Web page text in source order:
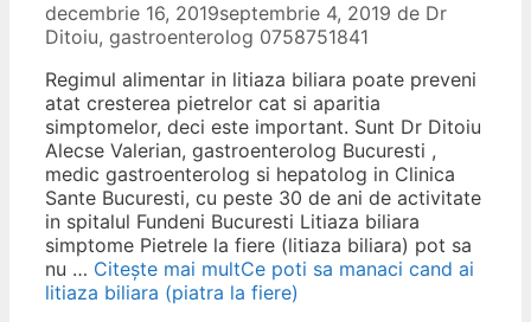
decembrie 16, 2019septembrie 4, 2019 de Dr
Ditoiu, gastroenterolog 0758751841
Regimul alimentar in litiaza biliara poate preveni
atat cresterea pietrelor cat si aparitia
simptomelor, deci este important. Sunt Dr Ditoiu
Alecse Valerian, gastroenterolog Bucuresti ,
medic gastroenterolog si hepatolog in Clinica
Sante Bucuresti, cu peste 30 de ani de activitate
in spitalul Fundeni Bucuresti Litiaza biliara
simptome Pietrele la fiere (litiaza biliara) pot sa
nu … Citește mai multCe poti sa manaci cand ai
litiaza biliara (piatra la fiere)